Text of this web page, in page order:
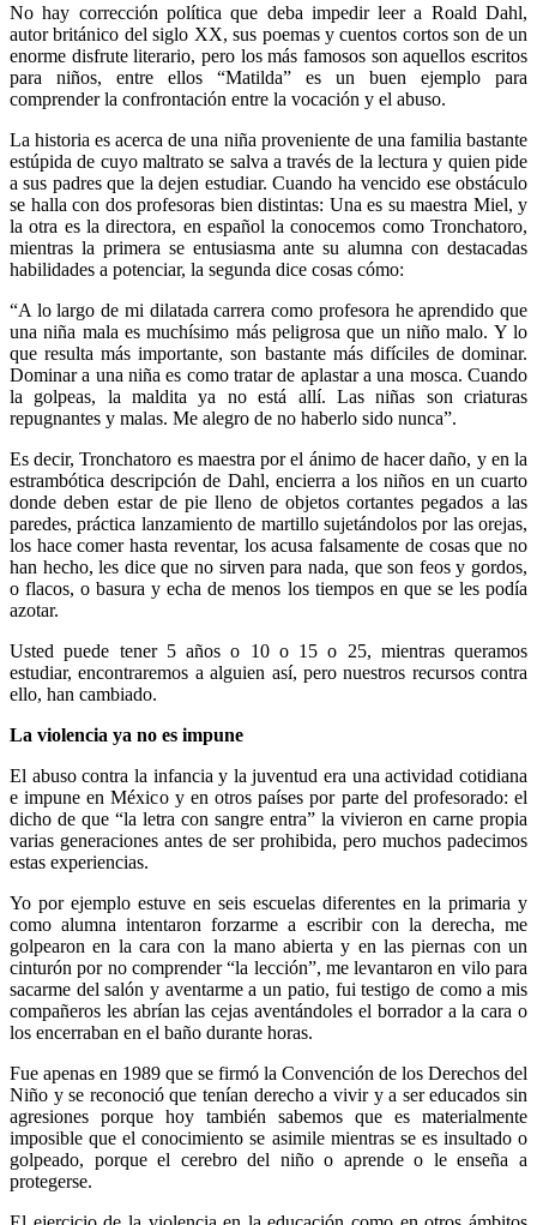
Whatsapp
Linkedin
Telegram
No hay corrección política que deba impedir leer a Roald Dahl,
autor británico del siglo XX, sus poemas y cuentos cortos son de un
enorme disfrute literario, pero los más famosos son aquellos escritos
para niños, entre ellos “Matilda” es un buen ejemplo para
comprender la confrontación entre la vocación y el abuso.
La historia es acerca de una niña proveniente de una familia bastante
estúpida de cuyo maltrato se salva a través de la lectura y quien pide
a sus padres que la dejen estudiar. Cuando ha vencido ese obstáculo
se halla con dos profesoras bien distintas: Una es su maestra Miel, y
la otra es la directora, en español la conocemos como Tronchatoro,
mientras la primera se entusiasma ante su alumna con destacadas
habilidades a potenciar, la segunda dice cosas cómo:
“A lo largo de mi dilatada carrera como profesora he aprendido que
una niña mala es muchísimo más peligrosa que un niño malo. Y lo
que resulta más importante, son bastante más difíciles de dominar.
Dominar a una niña es como tratar de aplastar a una mosca. Cuando
la golpeas, la maldita ya no está allí. Las niñas son criaturas
repugnantes y malas. Me alegro de no haberlo sido nunca”.
Es decir, Tronchatoro es maestra por el ánimo de hacer daño, y en la
estrambótica descripción de Dahl, encierra a los niños en un cuarto
donde deben estar de pie lleno de objetos cortantes pegados a las
paredes, práctica lanzamiento de martillo sujetándolos por las orejas,
los hace comer hasta reventar, los acusa falsamente de cosas que no
han hecho, les dice que no sirven para nada, que son feos y gordos,
o flacos, o basura y echa de menos los tiempos en que se les podía
azotar.
Usted puede tener 5 años o 10 o 15 o 25, mientras queramos
estudiar, encontraremos a alguien así, pero nuestros recursos contra
ello, han cambiado.
La violencia ya no es impune
El abuso contra la infancia y la juventud era una actividad cotidiana
e impune en México y en otros países por parte del profesorado: el
dicho de que “la letra con sangre entra” la vivieron en carne propia
varias generaciones antes de ser prohibida, pero muchos padecimos
estas experiencias.
Yo por ejemplo estuve en seis escuelas diferentes en la primaria y
como alumna intentaron forzarme a escribir con la derecha, me
golpearon en la cara con la mano abierta y en las piernas con un
cinturón por no comprender “la lección”, me levantaron en vilo para
sacarme del salón y aventarme a un patio, fui testigo de como a mis
compañeros les abrían las cejas aventándoles el borrador a la cara o
los encerraban en el baño durante horas.
Fue apenas en 1989 que se firmó la Convención de los Derechos del
Niño y se reconoció que tenían derecho a vivir y a ser educados sin
agresiones porque hoy también sabemos que es materialmente
imposible que el conocimiento se asimile mientras se es insultado o
golpeado, porque el cerebro del niño o aprende o le enseña a
protegerse.